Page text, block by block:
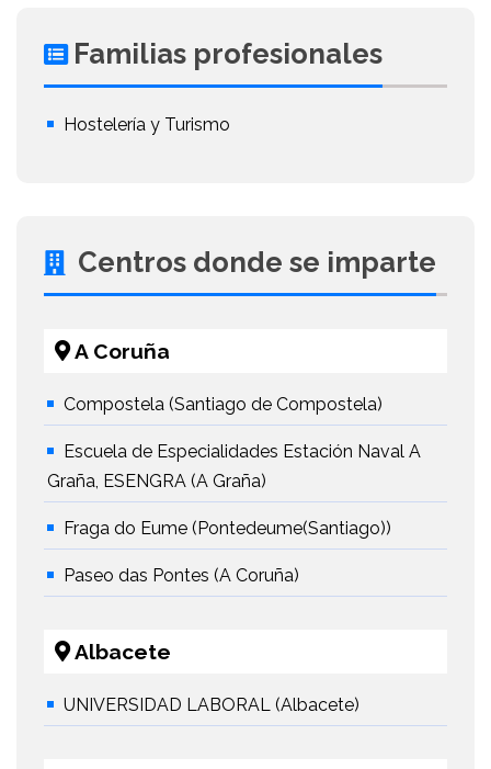
Familias profesionales
Hostelería y Turismo
Centros donde se imparte
A Coruña
Compostela (Santiago de Compostela)
Escuela de Especialidades Estación Naval A
Graña, ESENGRA (A Graña)
Fraga do Eume (Pontedeume(Santiago))
Paseo das Pontes (A Coruña)
Albacete
UNIVERSIDAD LABORAL (Albacete)